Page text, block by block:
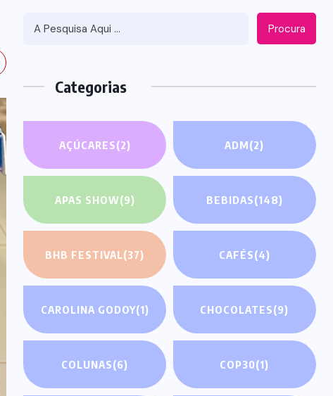
Procura
Categorias
AÇÚCARES(2) ADM(2)
APAS SHOW(9) BEBIDAS(148)
BHB FESTIVAL(37) CAFÉS(4)
CAROLINA GODOY(1) CHOCOLATES(9)
COLUNAS(6) COP30(1)